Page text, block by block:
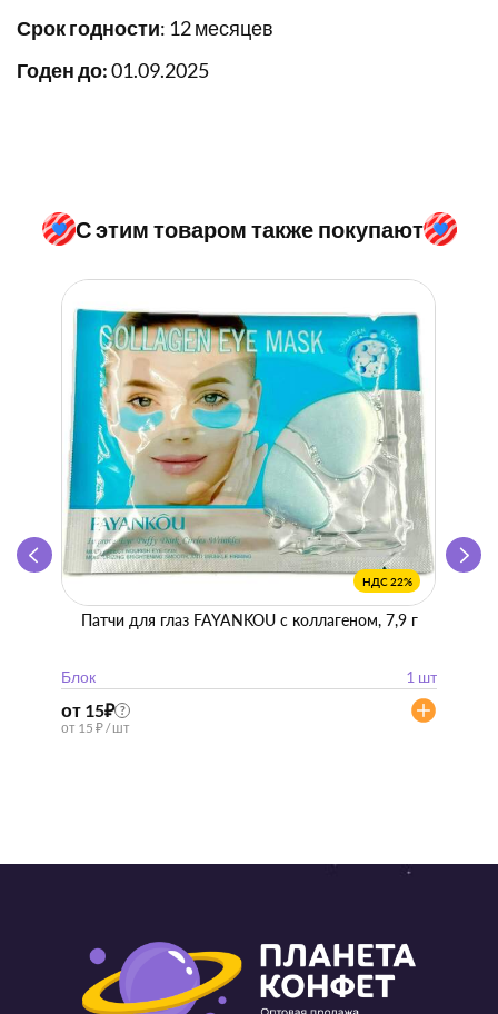
Срок годности: 12 месяцев
Годен до:01.09.2025
С этим товаром также покупают
НДС 22%
Патчи для глаз FAYANKOU с коллагеном, 7,9 г
Блок 1 шт
от 15₽ ?
от 15 ₽ / шт